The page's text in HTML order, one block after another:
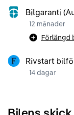
Bilgaranti
12 månader
Förlängd
Rivstart
14 dagar